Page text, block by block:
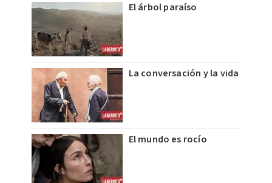
El árbol paraíso
La conversación y la vida
El mundo es rocío